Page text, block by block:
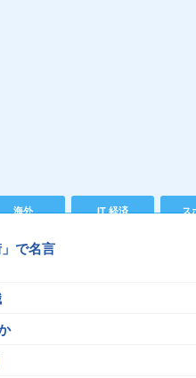
海外 IT 経済 ス
で名言